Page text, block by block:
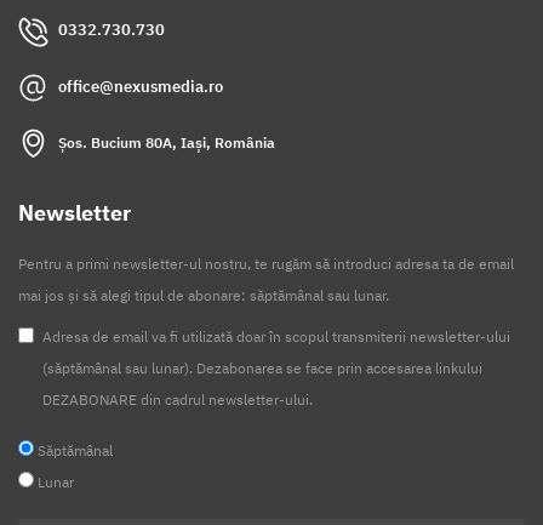
0332.730.730
office@nexusmedia.ro
Șos. Bucium 80A, Iași, România
Newsletter
Pentru a primi newsletter-ul nostru, te rugăm să introduci adresa ta de email
mai jos și să alegi tipul de abonare: săptămânal sau lunar.
Adresa de email va fi utilizată doar în scopul transmiterii newsletter-ului
(săptămânal sau lunar). Dezabonarea se face prin accesarea linkului
DEZABONARE din cadrul newsletter-ului.
Săptămânal
Lunar